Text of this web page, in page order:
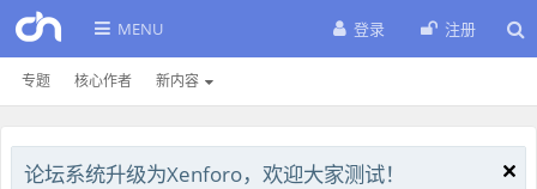
MENU
专题 核心作者 新内容
登录 注册
论坛系统升级为Xenforo，欢迎大家测试！